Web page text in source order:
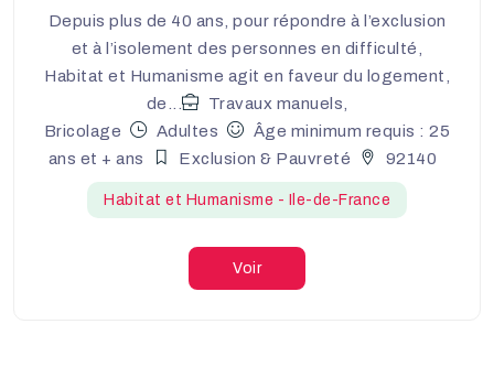
Depuis plus de 40 ans, pour répondre à l’exclusion
et à l’isolement des personnes en difficulté,
Habitat et Humanisme agit en faveur du logement,
de...
Travaux manuels,
Bricolage
Adultes
Âge minimum requis : 25
ans et + ans
Exclusion & Pauvreté 92140
Habitat et Humanisme - Ile-de-France
Voir